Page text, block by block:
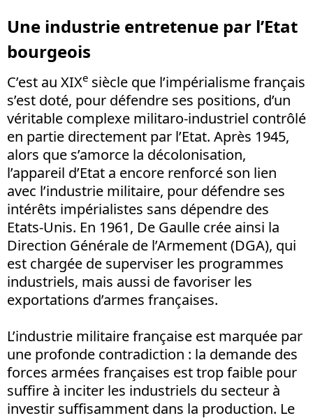
Une industrie entretenue par l’Etat
bourgeois
C’est au XIXe siècle que l’impérialisme français
s’est doté, pour défendre ses positions, d’un
véritable complexe militaro-industriel contrôlé
en partie directement par l’Etat. Après 1945,
alors que s’amorce la décolonisation,
l’appareil d’Etat a encore renforcé son lien
avec l’industrie militaire, pour défendre ses
intérêts impérialistes sans dépendre des
Etats-Unis. En 1961, De Gaulle crée ainsi la
Direction Générale de l’Armement (DGA), qui
est chargée de superviser les programmes
industriels, mais aussi de favoriser les
exportations d’armes françaises.
L’industrie militaire française est marquée par
une profonde contradiction : la demande des
forces armées françaises est trop faible pour
suffire à inciter les industriels du secteur à
investir suffisamment dans la production. Le